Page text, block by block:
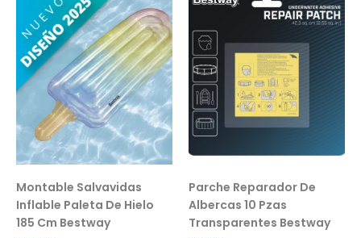
Montable Salvavidas
Inflable Paleta De Hielo
185 Cm Bestway
Parche Reparador De
Albercas 10 Pzas
Transparentes Bestway